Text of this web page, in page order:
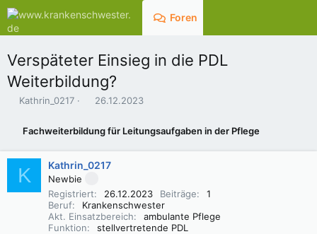
Foren
Verspäteter Einsieg in die PDL
Weiterbildung?
E
e
Kathrin_0217
E
t
e
l
a
m
26.12.2023
Fachweiterbildung für Leitungsaufgaben in der Pflege
K Kathrin_0217
Newbie
Registriert
26.12.2023 Beiträge
1
Beruf
Krankenschwester
Akt. Einsatzbereich
ambulante Pflege
Funktion
stellvertretende PDL